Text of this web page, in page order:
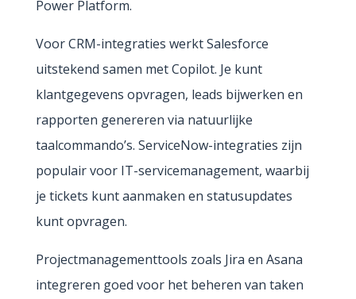
Power Platform.
Voor CRM-integraties werkt Salesforce
uitstekend samen met Copilot. Je kunt
klantgegevens opvragen, leads bijwerken en
rapporten genereren via natuurlijke
taalcommando’s. ServiceNow-integraties zijn
populair voor IT-servicemanagement, waarbij
je tickets kunt aanmaken en statusupdates
kunt opvragen.
Projectmanagementtools zoals Jira en Asana
integreren goed voor het beheren van taken